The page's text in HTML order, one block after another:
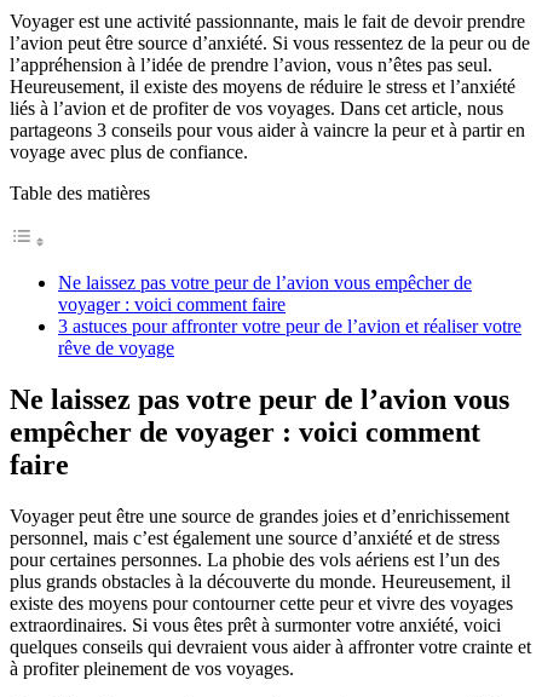
Voyager est une activité passionnante, mais le fait de devoir prendre
l’avion peut être source d’anxiété. Si vous ressentez de la peur ou de
l’appréhension à l’idée de prendre l’avion, vous n’êtes pas seul.
Heureusement, il existe des moyens de réduire le stress et l’anxiété
liés à l’avion et de profiter de vos voyages. Dans cet article, nous
partageons 3 conseils pour vous aider à vaincre la peur et à partir en
voyage avec plus de confiance.
Table des matières
Ne laissez pas votre peur de l’avion vous empêcher de
voyager : voici comment faire
3 astuces pour affronter votre peur de l’avion et réaliser votre
rêve de voyage
Ne laissez pas votre peur de l’avion vous
empêcher de voyager : voici comment
faire
Voyager peut être une source de grandes joies et d’enrichissement
personnel, mais c’est également une source d’anxiété et de stress
pour certaines personnes. La phobie des vols aériens est l’un des
plus grands obstacles à la découverte du monde. Heureusement, il
existe des moyens pour contourner cette peur et vivre des voyages
extraordinaires. Si vous êtes prêt à surmonter votre anxiété, voici
quelques conseils qui devraient vous aider à affronter votre crainte et
à profiter pleinement de vos voyages.